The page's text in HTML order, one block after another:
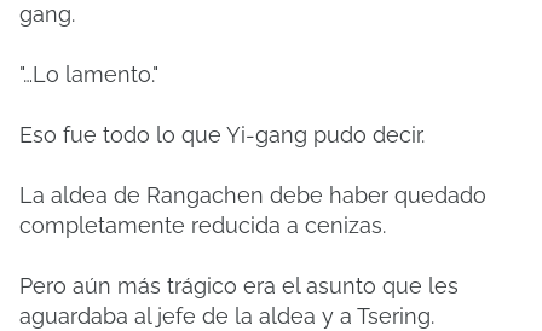
gang.
"…Lo lamento."
Eso fue todo lo que Yi-gang pudo decir.
La aldea de Rangachen debe haber quedado
completamente reducida a cenizas.
Pero aún más trágico era el asunto que les
aguardaba al jefe de la aldea y a Tsering.